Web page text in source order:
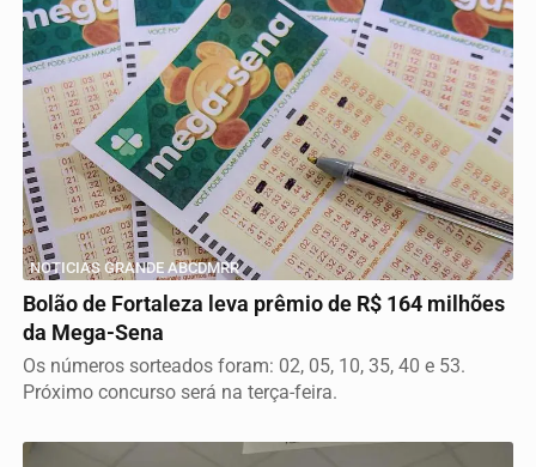
NOTICIAS GRANDE ABCDMRR
Bolão de Fortaleza leva prêmio de R$ 164 milhões
da Mega-Sena
Os números sorteados foram: 02, 05, 10, 35, 40 e 53.
Próximo concurso será na terça-feira.